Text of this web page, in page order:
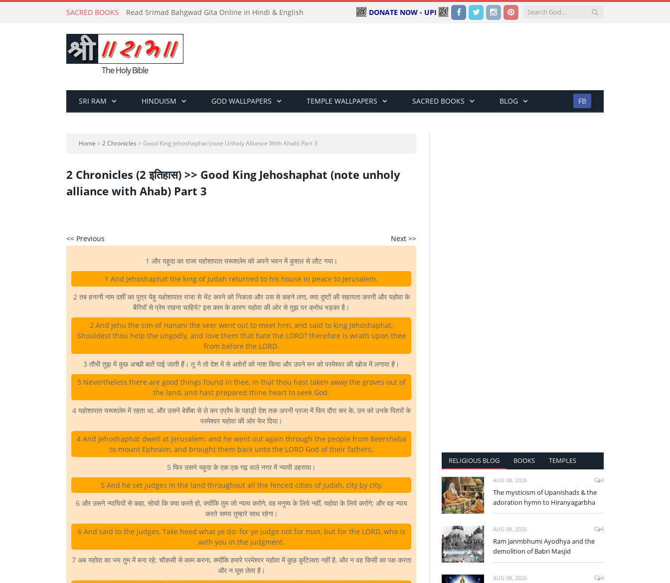
SACRED BOOKS Read Srimad Bahgwad Gita Online in Hindi & English Facebook
TwitterInstagramPinterest
DONATE NOW - UPI
The Holy Bible
SRI RAM HINDUISM GOD WALLPAPERS TEMPLE WALLPAPERS SACRED BOOKS BLOG FB
Home > 2 Chronicles > Good King Jehoshaphat (note Unholy Alliance With Ahab) Part 3
2 Chronicles (2 इतिहास) >> Good King Jehoshaphat (note unholy
alliance with Ahab) Part 3
<< Previous Next >>
1 और यहूदा का राजा यहोशापात यरूशलेम को अपने भवन में कुशल से लौट गया।
1 And Jehoshaphat the king of Judah returned to his house in peace to Jerusalem.
2 तब हनानी नाम दशीं का पुत्र येहू यहोशापात राजा से भेंट करने को निकला और उस से कहने लगा, क्या दुष्टों की सहायता करनी और यहोवा के
बैरियों से प्रेम रखना चाहिये? इस काम के कारण यहोवा की ओर से तुझ पर क्रोध भड़का है।
2 And Jehu the son of Hanani the seer went out to meet him, and said to king Jehoshaphat,
Shouldest thou help the ungodly, and love them that hate the LORD? therefore is wrath upon thee
from before the LORD.
3 तौभी तुझ में कुछ अच्छी बातें पाई जाती हैं। तू ने तो देश में से अशेरों को नाश किया और उपने मन को परमेश्वर की खोज में लगाया है।
3 Nevertheless there are good things found in thee, in that thou hast taken away the groves out of
the land, and hast prepared thine heart to seek God.
4 यहोशापात यरूशलेम में रहता था, और उसने बेर्शेबा से ले कर एप्रैम के पहाड़ी देश तक अपनी प्रजा में फिर दौरा कर के, उन को उनके पितरों के
परमेश्वर यहोवा की ओर फेर दिया।
4 And Jehoshaphat dwelt at Jerusalem: and he went out again through the people from Beersheba
to mount Ephraim, and brought them back unto the LORD God of their fathers.
5 फिर उसने यहूदा के एक एक गढ़ वाले नगर में न्यायी ठहराया।
5 And he set judges in the land throughout all the fenced cities of Judah, city by city,
6 और उसने न्यायियों से कहा, सोचो कि क्या करते हो, क्योंकि तुम जो न्याय करोगे, वह मनुष्य के लिये नहीं, यहोवा के लिये करोगे; और वह न्याय
करते समय तुम्हारे साथ रहेगा।
6 And said to the judges, Take heed what ye do: for ye judge not for man, but for the LORD, who is
with you in the judgment.
7 अब यहोवा का भय तुम में बना रहे; चौकसी से काम करना, क्योंकि हमारे परमेश्वर यहोवा में कुछ कुटिलता नहीं है, और न वह किसी का पक्ष करता
और न घूस लेता है।
RELIGIOUS BLOG BOOKS TEMPLES
AUG 08, 2026 4
The mysticism of Upanishads & the
adoration hymn to Hiranyagarbha
AUG 08, 2026 4
Ram Janmbhumi Ayodhya and the
demolition of Babri Masjid
AUG 08, 2026 4